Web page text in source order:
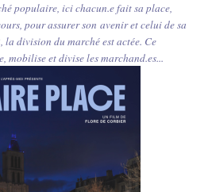
populaire, ici chacun.e fait sa place,
pour assurer son avenir et celui de sa
division du marché est actée. Ce
mobilise et divise les marchand.es...